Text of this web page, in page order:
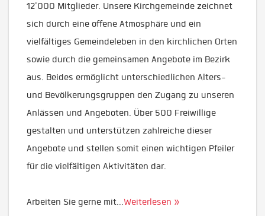
12'000 Mitglieder. Unsere Kirchgemeinde zeichnet
sich durch eine offene Atmosphäre und ein
vielfältiges Gemeindeleben in den kirchlichen Orten
sowie durch die gemeinsamen Angebote im Bezirk
aus. Beides ermöglicht unterschiedlichen Alters-
und Bevölkerungsgruppen den Zugang zu unseren
Anlässen und Angeboten. Über 500 Freiwillige
gestalten und unterstützen zahlreiche dieser
Angebote und stellen somit einen wichtigen Pfeiler
für die vielfältigen Aktivitäten dar.
Arbeiten Sie gerne mit...Weiterlesen »